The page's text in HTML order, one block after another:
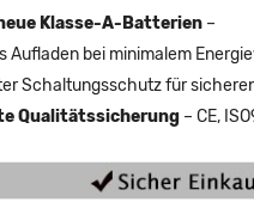
Klasse-A-Batterien –
Aufladen bei minimalem
Schaltungsschutz für
Qualitätssicherung – CE,